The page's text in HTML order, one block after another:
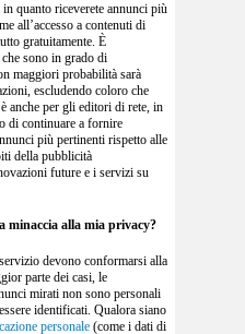
quanto riceverete annunci più
all’accesso a contenuti di
gratuitamente. È
sono in grado di
maggiori probabilità sarà
escludendo coloro che
anche per gli editori di rete, in
di continuare a fornire
più pertinenti rispetto alle
della pubblicità
future e i servizi su
minaccia alla mia privacy?
devono conformarsi alla
parte dei casi, le
mirati non sono personali
identificati. Qualora siano
personale (come i dati di